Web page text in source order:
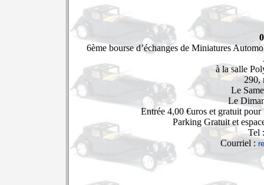
6ème bourse d’échanges de Miniatures
à la salle
290,
Le
Le
Entrée 4,00 €uros et gratuit pour
Parking Gratuit et
Tel
Courriel :